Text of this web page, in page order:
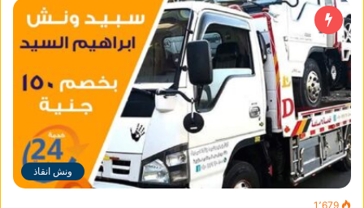
ونش انقاذ
1٬679